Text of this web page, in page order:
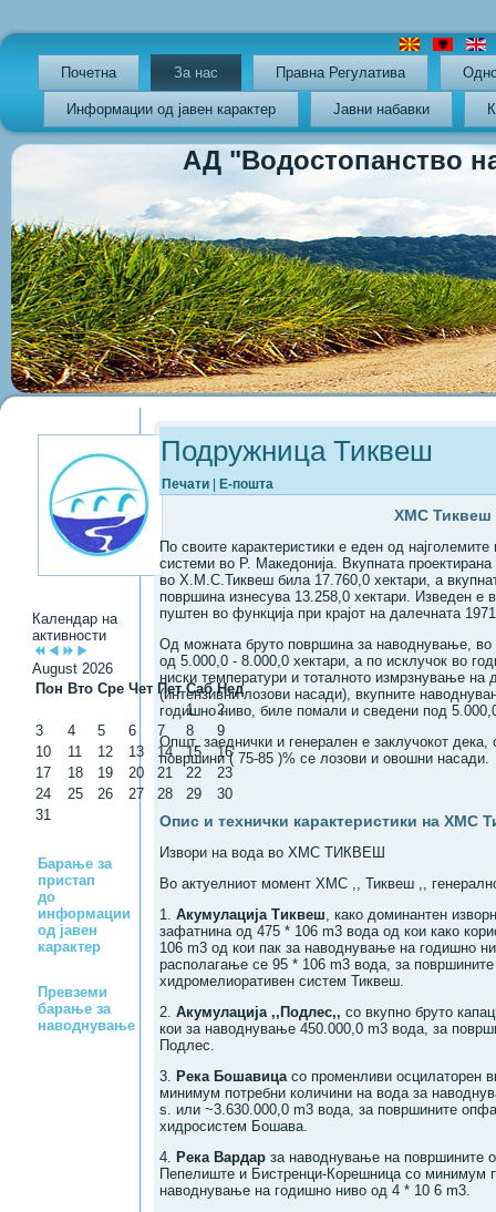
Почетна За нас Правна Регулатива
Информации од јавен карактер Јавни набавки
АД "Водостопанство на
Календар на
активности
August 2026
Пон Вто Сре Чет Пет Саб Нед
1
2
3
4 5 6 7 8
9
10
11 12 13 14 15
16
17
18 19 20 21 22
23
24
25 26 27 28 29
30
31
Барање за
пристап
до
информации
од јавен
карактер
Превземи
барање за
наводнување
Подружница Тиквеш
Печати Е-пошта
ХМС Тиквеш
По своите карактеристики e eден oд
системи во Р. Македонија. Вкупната
во Х.М.С.Тиквеш била 17.760,0 хектари, a
површинa изнесувa 13.258,0 хектари. Изведен e
пуштен во функцијa при крајот на далечната 1971
Oд можната бруто површина за наводнување, во
од 5.000,0 - 8.000,0 хектари, a по исклучок во
ниски температури и тоталното измрзнување нa
(интензивни лозови насади), вкупните
годишно ниво, биле помали и сведени под
Општ, заеднички и генерален е заклучокот дека,
површини ( 75-85 )% се лозови и овошни насади.
Опис и технички карактеристики на ХМС
Извори на вода во ХМС ТИКВЕШ
Во актуелниот момент ХМС ,, Тиквеш ,,
1. Акумулација Тиквеш, како доминантен
зафатнина од 475 * 106 m3 вода од кои како
106 m3 од кои пак за наводнување на годишно
располагање се 95 * 106 m3 вода, за
хидромелиоративен систем Тиквеш.
2. Акумулација ,,Подлес,, со вкупно бруто
кои за наводнување 450.000,0 m3 вода, за
Подлес.
3. Река Бошавицасо променливи осцилаторен
минимум потребни количини на вода за
s. или ~3.630.000,0 m3 вода, за површините
хидросистем Бошава.
4. Река Вардар за наводнување на површините
Пепелиште и Бистренци-Корешница со минимум
наводнување на годишно ниво од 4 * 10 6 m3.